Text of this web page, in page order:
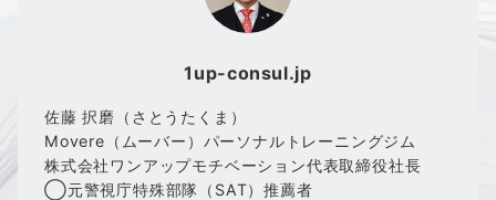
1up-consul.jp
佐藤 択磨（さとうたくま）
Movere（ムーバー）パーソナルトレーニングジム
株式会社ワンアップモチベーション代表取締役社長
◯元警視庁特殊部隊（SAT）推薦者